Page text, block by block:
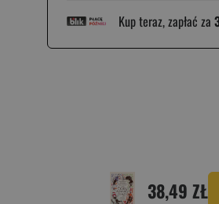
Kup teraz, zapłać za
38,49 ZŁ